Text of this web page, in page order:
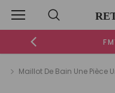
Maillot De Bain Une Pièce